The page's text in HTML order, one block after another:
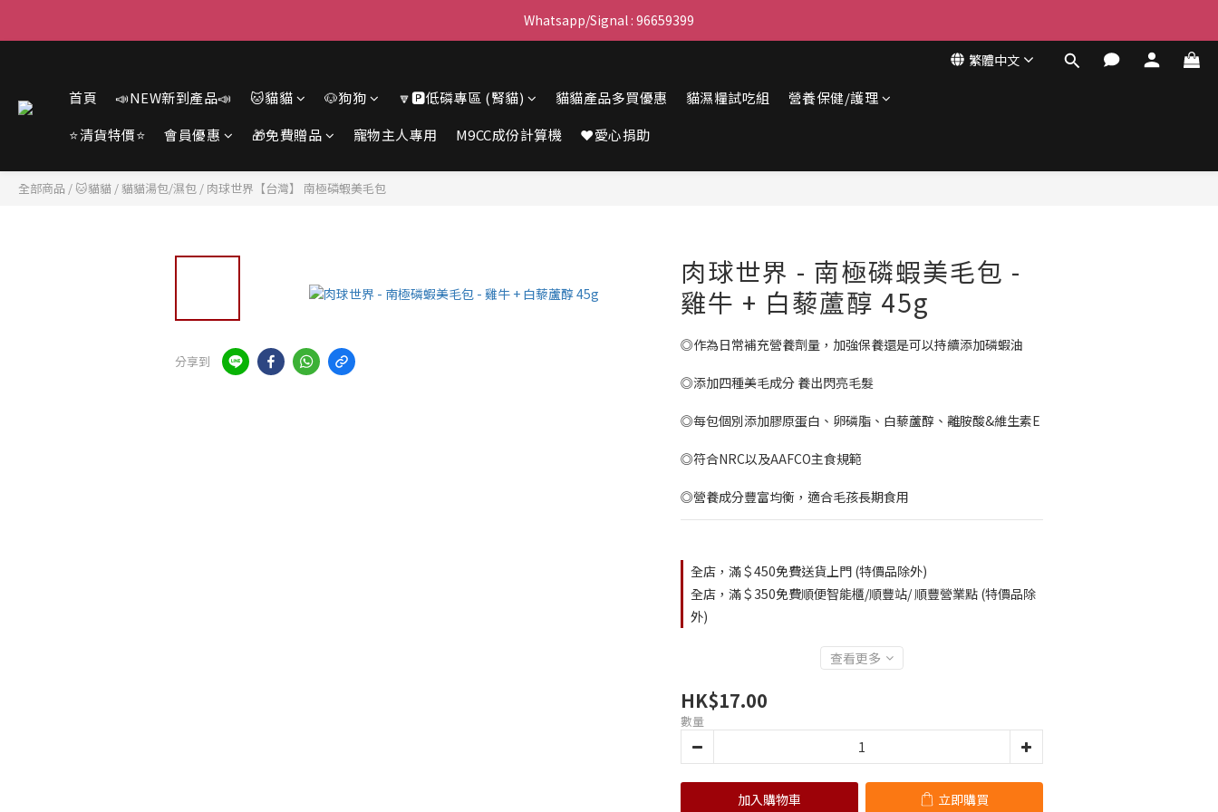
滿$450免費送貨上門 I 滿$350免運 順豐自取
Whatsapp/Signal : 96659399
滿$450免費送貨上門 I 滿$350免運 順豐自取
繁體中文
首頁 📣NEW新到產品📣 🐱貓貓 🐶狗狗 🔽🅿️低磷專區 (腎貓) 貓貓產品多買優惠 貓濕糧試吃組
營養保健/護理
⭐清貨特價⭐
會員優惠 🎁免費贈品 寵物主人專用 M9CC成份計算機 ❤️愛心捐助
全部商品 / 🐱貓貓 /貓貓湯包/濕包 / 肉球世界【台灣】 南極磷蝦美毛包
分享到
肉球世界 - 南極磷蝦美毛包 -
雞牛 + 白藜蘆醇 45g
◎作為日常補充營養劑量，加強保養還是可以持續添加磷蝦油
◎添加四種美毛成分 養出閃亮毛髮
◎每包個別添加膠原蛋白、卵磷脂、白藜蘆醇、離胺酸&維生素E
◎符合NRC以及AAFCO主食規範
◎營養成分豐富均衡，適合毛孩長期食用
全店，滿＄450免費送貨上門 (特價品除外)
全店，滿＄350免費順便智能櫃/順豐站/ 順豐營業點 (特價品除
外)
查看更多
HK$17.00
數量
加入購物車 立即購買